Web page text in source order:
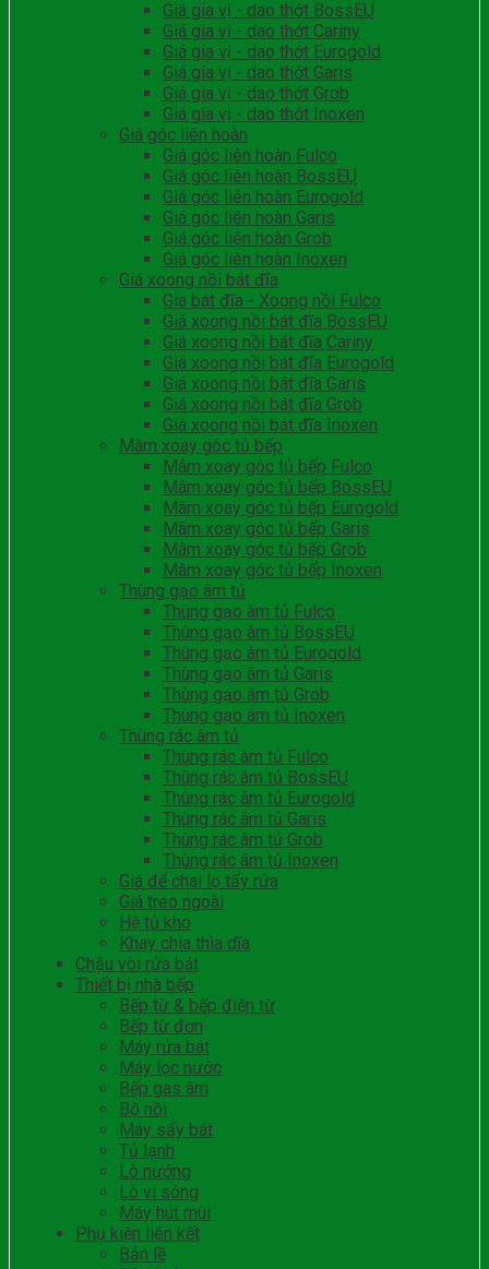
Giá gia vị - dao thớt BossEU
Giá gia vị - dao thớt Cariny
Giá gia vị - dao thớt Eurogold
Giá gia vị - dao thớt Garis
Giá gia vị - dao thớt Grob
Giá gia vị - dao thớt Inoxen
Giá góc liên hoàn
Giá góc liên hoàn Fulco
Giá góc liên hoàn BossEU
Giá góc liên hoàn Eurogold
Giá góc liên hoàn Garis
Giá góc liên hoàn Grob
Giá góc liên hoàn Inoxen
Giá xoong nồi bát đĩa
Gia bát đĩa - Xoong nồi Fulco
Giá xoong nồi bát đĩa BossEU
Giá xoong nồi bát đĩa Cariny
Giá xoong nồi bát đĩa Eurogold
Giá xoong nồi bát đĩa Garis
Giá xoong nồi bát đĩa Grob
Giá xoong nồi bát đĩa Inoxen
Mâm xoay góc tủ bếp
Mâm xoay góc tủ bếp Fulco
Mâm xoay góc tủ bếp BossEU
Mâm xoay góc tủ bếp Eurogold
Mâm xoay góc tủ bếp Garis
Mâm xoay góc tủ bếp Grob
Mâm xoay góc tủ bếp Inoxen
Thùng gạo âm tủ
Thùng gạo âm tủ Fulco
Thùng gạo âm tủ BossEU
Thùng gạo âm tủ Eurogold
Thùng gạo âm tủ Garis
Thùng gạo âm tủ Grob
Thùng gạo âm tủ Inoxen
Thùng rác âm tủ
Thùng rác âm tủ Fulco
Thùng rác âm tủ BossEU
Thùng rác âm tủ Eurogold
Thùng rác âm tủ Garis
Thùng rác âm tủ Grob
Thùng rác âm tủ Inoxen
Giá để chai lọ tẩy rửa
Giá treo ngoài
Hệ tủ kho
Khay chia thìa dĩa
Chậu vòi rửa bát
Thiết bị nhà bếp
Bếp từ & bếp điện từ
Bếp từ đơn
Máy rửa bát
Máy lọc nước
Bếp gas âm
Bộ nồi
Máy sấy bát
Tủ lạnh
Lò nướng
Lò vi sóng
Máy hút mùi
Phụ kiện liên kết
Bản lề